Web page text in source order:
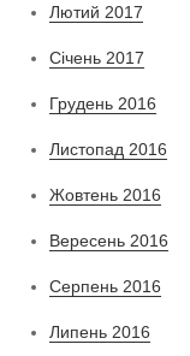
Лютий 2017
Січень 2017
Грудень 2016
Листопад 2016
Жовтень 2016
Вересень 2016
Серпень 2016
Липень 2016